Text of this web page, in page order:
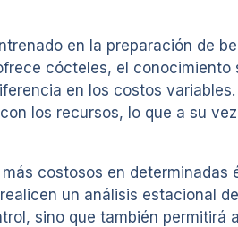
en la preparación de
cócteles, el conocimiento
en los costos variables.
los recursos, lo que a su
costosos en determinadas
un análisis estacional
sino que también permitirá